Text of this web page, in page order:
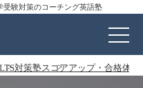
受験対策のコーチング英語塾
対策塾スコアアップ・合格体